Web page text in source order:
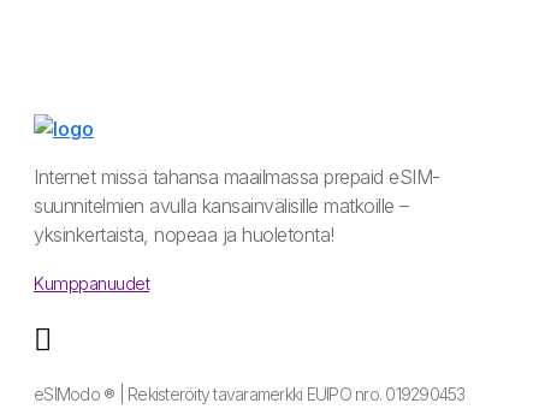
Internet missä tahansa maailmassa prepaid eSIM-
suunnitelmien avulla kansainvälisille matkoille –
yksinkertaista, nopeaa ja huoletonta!
Kumppanuudet
eSIModo ® | Rekisteröity tavaramerkki EUIPO nro. 019290453